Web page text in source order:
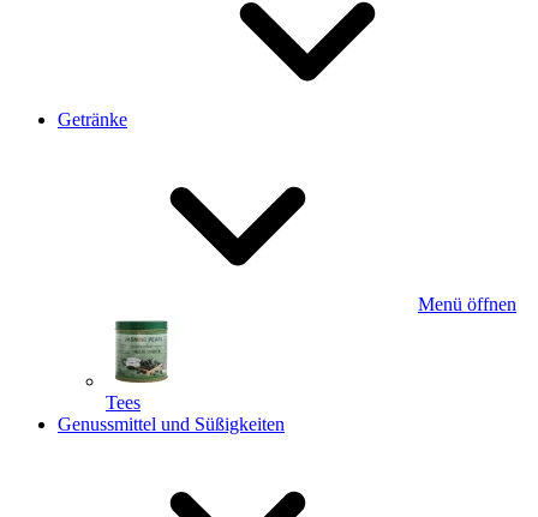
Getränke
Menü öffnen
Tees
Genussmittel und Süßigkeiten